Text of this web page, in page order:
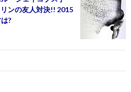
ンの友人対決!! 2015
?